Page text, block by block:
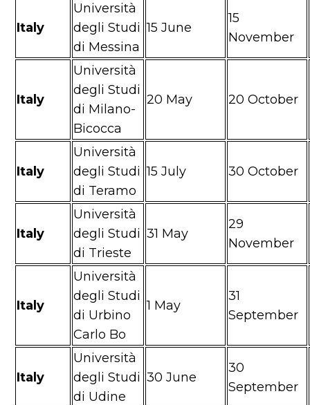
Italy
Università
degli Studi
di Messina
15 June
15
November
Italy
Università
degli Studi
di Milano-
Bicocca
20 May 20 October
Italy
Università
degli Studi
di Teramo
15 July 30 October
Italy
Università
degli Studi
di Trieste
31 May
29
November
Italy
Università
degli Studi
di Urbino
Carlo Bo
1 May
31
September
Italy
Università
degli Studi
di Udine
30 June
30
September